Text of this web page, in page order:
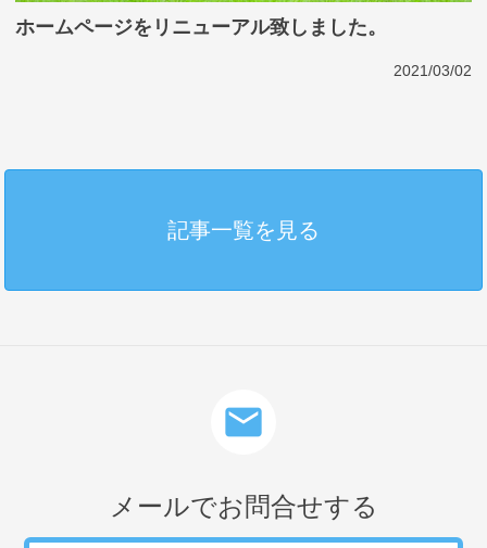
ホームページをリニューアル致しました。
2021/03/02
記事一覧を見る
mail
メールでお問合せする